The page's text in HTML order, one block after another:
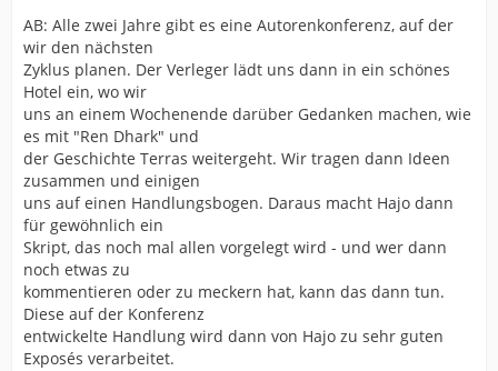
AB: Alle zwei Jahre gibt es eine Autorenkonferenz, auf der
wir den nächsten
Zyklus planen. Der Verleger lädt uns dann in ein schönes
Hotel ein, wo wir
uns an einem Wochenende darüber Gedanken machen, wie
es mit "Ren Dhark" und
der Geschichte Terras weitergeht. Wir tragen dann Ideen
zusammen und einigen
uns auf einen Handlungsbogen. Daraus macht Hajo dann
für gewöhnlich ein
Skript, das noch mal allen vorgelegt wird - und wer dann
noch etwas zu
kommentieren oder zu meckern hat, kann das dann tun.
Diese auf der Konferenz
entwickelte Handlung wird dann von Hajo zu sehr guten
Exposés verarbeitet.